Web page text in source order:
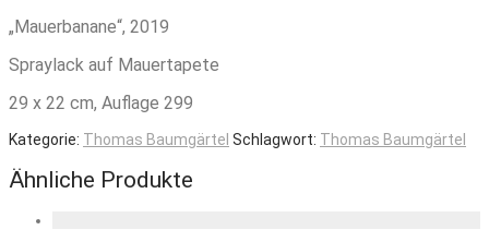
„Mauerbanane“, 2019
Spraylack auf Mauertapete
29 x 22 cm, Auflage 299
Kategorie: Thomas Baumgärtel Schlagwort: Thomas Baumgärtel
Ähnliche Produkte